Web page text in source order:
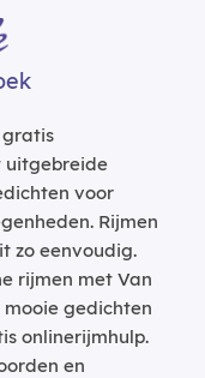
uitgebreide
voor
Rijmen
zo eenvoudig.
rijmen met Van
gedichten
onlinerijmhulp.
en